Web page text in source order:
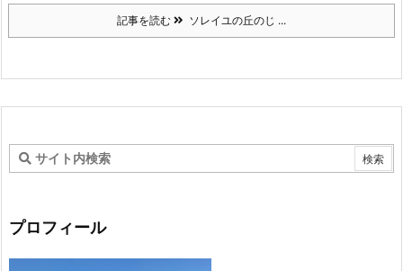
記事を読む ソレイユの丘のじ ...
プロフィール